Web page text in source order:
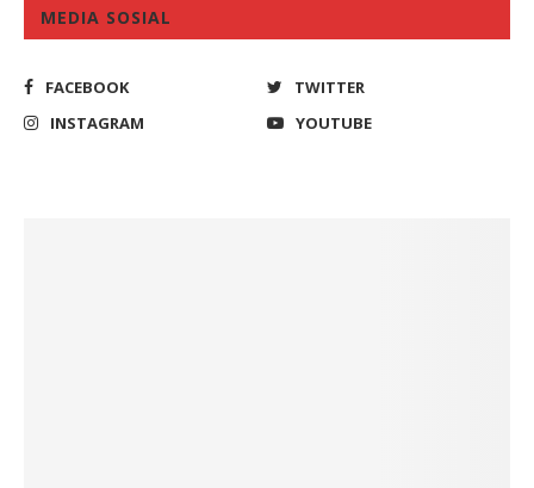
MEDIA SOSIAL
FACEBOOK
TWITTER
INSTAGRAM
YOUTUBE